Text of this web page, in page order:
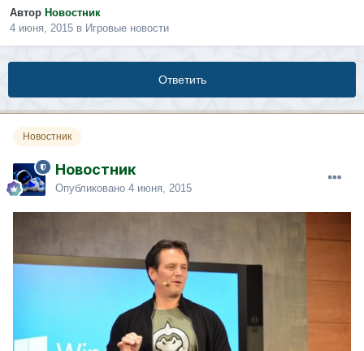
Автор Новостник
4 июня, 2015 в Игровые новости
Ответить
Новостник
Новостник
Опубликовано 4 июня, 2015